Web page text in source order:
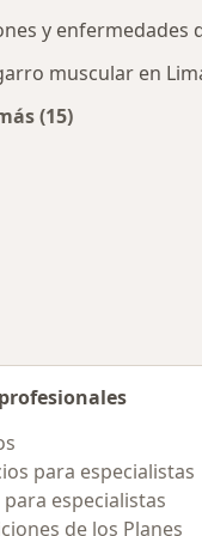
y enfermedades
muscular en
(15)
para especialistas
para especialistas
de los Planes